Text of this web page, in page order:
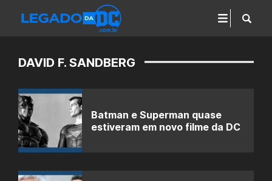
DAVID F. SANDBERG
Batman e Superman quase
estiveram em novo filme da DC